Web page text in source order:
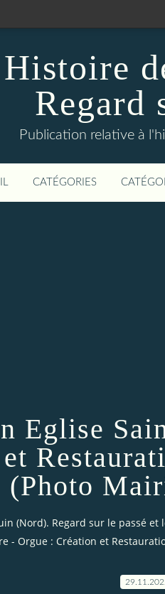
Histoire
Regard
Publication relative à
CATÉGORIES
Eglise
(Photo
(Nord). Regard sur le passé et
- Orgue : Création et